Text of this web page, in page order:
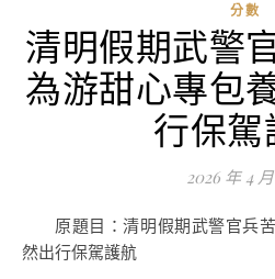
分數
清明假期武警
為游甜心專包
行保駕
2026 年 4
原題目：清明假期武警官兵
然出行保駕護航